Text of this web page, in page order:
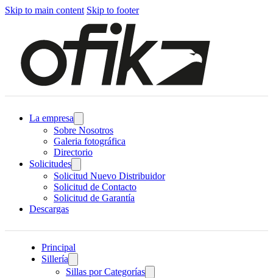
Skip to main content Skip to footer
La empresa
Sobre Nosotros
Galeria fotográfica
Directorio
Solicitudes
Solicitud Nuevo Distribuidor
Solicitud de Contacto
Solicitud de Garantía
Descargas
Principal
Sillería
Sillas por Categorías